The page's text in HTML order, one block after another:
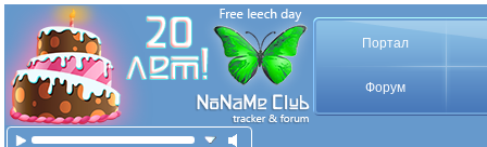
Портал
Форум